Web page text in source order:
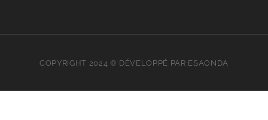
COPYRIGHT 2024 © DÉVELOPPÉ PAR ESAONDA